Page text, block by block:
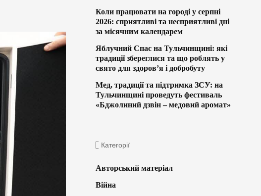
Коли працювати на городі у серпні
2026: сприятливі та несприятливі дні
за місячним календарем
Яблучний Спас на Тульчинщині: які
традиції збереглися та що роблять у
свято для здоров’я і добробуту
Мед, традиції та підтримка ЗСУ: на
Тульчинщині проведуть фестиваль
«Бджолиний дзвін – медовий аромат»
Категорії
Авторський матеріал
Війна